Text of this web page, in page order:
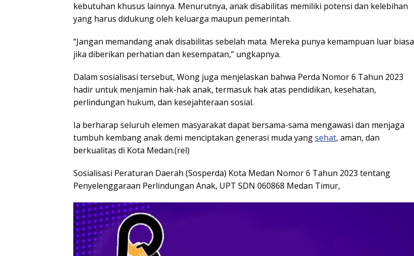
kebutuhan khusus lainnya. Menurutnya, anak disabilitas memiliki potensi dan kelebihan
yang harus didukung oleh keluarga maupun pemerintah.
“Jangan memandang anak disabilitas sebelah mata. Mereka punya kemampuan luar biasa
jika diberikan perhatian dan kesempatan,” ungkapnya.
Dalam sosialisasi tersebut, Wong juga menjelaskan bahwa Perda Nomor 6 Tahun 2023
hadir untuk menjamin hak-hak anak, termasuk hak atas pendidikan, kesehatan,
perlindungan hukum, dan kesejahteraan sosial.
Ia berharap seluruh elemen masyarakat dapat bersama-sama mengawasi dan menjaga
tumbuh kembang anak demi menciptakan generasi muda yangsehat, aman, dan
berkualitas di Kota Medan.(rel)
Sosialisasi Peraturan Daerah (Sosperda) Kota Medan Nomor 6 Tahun 2023 tentang
Penyelenggaraan Perlindungan Anak, UPT SDN 060868 Medan Timur,